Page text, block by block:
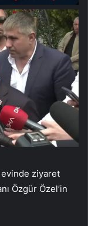
evinde ziyaret
Özgür Özel’in